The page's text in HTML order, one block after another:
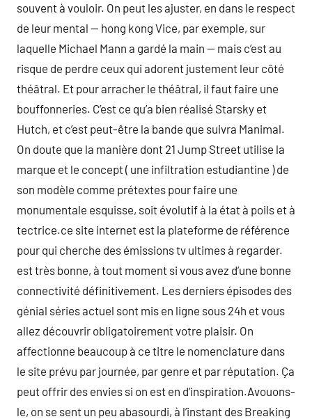
souvent à vouloir. On peut les ajuster, en dans le respect
de leur mental — hong kong Vice, par exemple, sur
laquelle Michael Mann a gardé la main — mais c’est au
risque de perdre ceux qui adorent justement leur côté
théâtral. Et pour arracher le théâtral, il faut faire une
bouffonneries. C’est ce qu’a bien réalisé Starsky et
Hutch, et c’est peut-être la bande que suivra Manimal.
On doute que la manière dont 21 Jump Street utilise la
marque et le concept ( une infiltration estudiantine ) de
son modèle comme prétextes pour faire une
monumentale esquisse, soit évolutif à la état à poils et à
tectrice.ce site internet est la plateforme de référence
pour qui cherche des émissions tv ultimes à regarder.
est très bonne, à tout moment si vous avez d’une bonne
connectivité définitivement. Les derniers épisodes des
génial séries actuel sont mis en ligne sous 24h et vous
allez découvrir obligatoirement votre plaisir. On
affectionne beaucoup à ce titre le nomenclature dans
le site prévu par journée, par genre et par réputation. Ça
peut offrir des envies si on est en d’inspiration.Avouons-
le, on se sent un peu abasourdi, à l’instant des Breaking